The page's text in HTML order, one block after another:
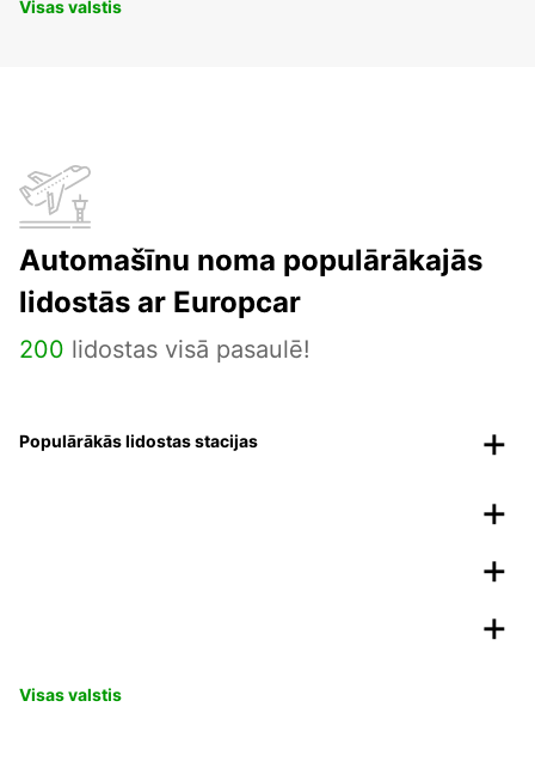
Visas valstis
Automašīnu noma populārākajās
lidostās ar Europcar
200 lidostas visā pasaulē!
Populārākās lidostas stacijas
Visas valstis